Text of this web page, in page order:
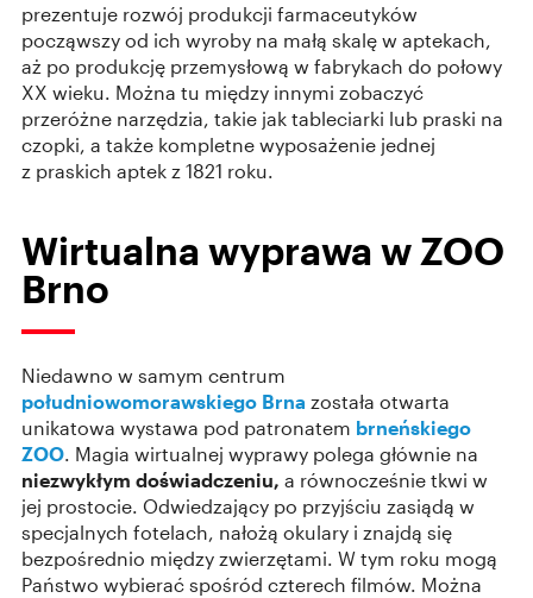
prezentuje rozwój produkcji farmaceutyków
począwszy od ich wyroby na małą skalę w aptekach,
aż po produkcję przemysłową w fabrykach do połowy
XX wieku. Można tu między innymi zobaczyć
przeróżne narzędzia, takie jak tableciarki lub praski na
czopki, a także kompletne wyposażenie jednej
z praskich aptek z 1821 roku.
Wirtualna wyprawa w ZOO
Brno
Niedawno w samym centrum
południowomorawskiego Brna została otwarta
unikatowa wystawa pod patronatem brneńskiego
ZOO. Magia wirtualnej wyprawy polega głównie na
niezwykłym doświadczeniu, a równocześnie tkwi w
jej prostocie. Odwiedzający po przyjściu zasiądą w
specjalnych fotelach, nałożą okulary i znajdą się
bezpośrednio między zwierzętami. W tym roku mogą
Państwo wybierać spośród czterech filmów. Można